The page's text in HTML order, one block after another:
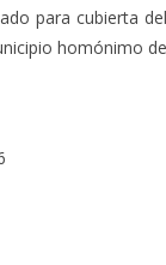
para cubierta
homónimo